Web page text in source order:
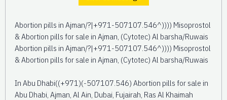
Abortion pills in Ajman/?|+971-507107.546^)))) Misoprostol
& Abortion pills for sale in Ajman, (Cytotec) Al barsha/Ruwais
Abortion pills in Ajman/?|+971-507107.546^)))) Misoprostol
& Abortion pills for sale in Ajman, (Cytotec) Al barsha/Ruwais
In Abu Dhabi((+971)(-507107.546) Abortion pills for sale in
Abu Dhabi, Ajman, Al Ain, Dubai, Fujairah, Ras Al Khaimah